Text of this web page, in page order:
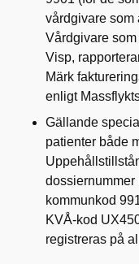
vårdgivare som
Vårdgivare
Visp,
Märk
enligt
Gällande
patienter både
dossiernummer
kommunkod
KVÅ-kod
registreras på